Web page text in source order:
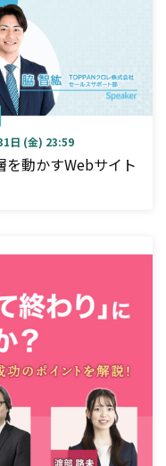
日 (金) 23:59
を動かすWebサイト